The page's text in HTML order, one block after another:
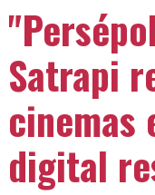
Satrapi
cinemas
digital